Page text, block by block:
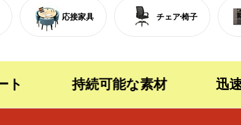
応接家具 チェア·椅子
持続可能な素材 迅速配送